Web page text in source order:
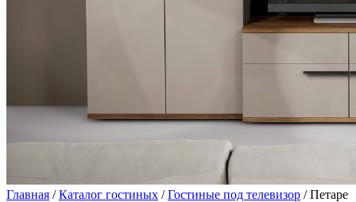
Главная /Каталог гостиных /Гостиные под телевизор / Петаре